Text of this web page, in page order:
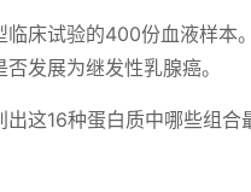
床试验的400份血液样本
发展为继发性乳腺癌。
这16种蛋白质中哪些组合